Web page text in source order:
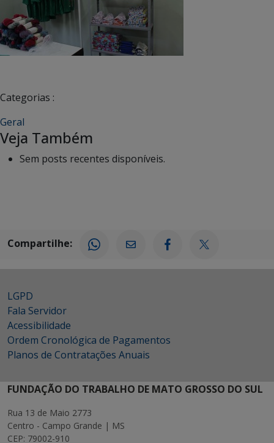
Categorias :
Geral
Veja Também
Sem posts recentes disponíveis.
Compartilhe:
LGPD
Fala Servidor
Acessibilidade
Ordem Cronológica de Pagamentos
Planos de Contratações Anuais
FUNDAÇÃO DO TRABALHO DE MATO GROSSO DO SUL
Rua 13 de Maio 2773
Centro - Campo Grande | MS
CEP: 79002-910